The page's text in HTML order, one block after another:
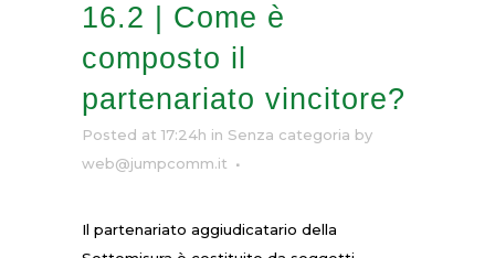
16.2 | Come è
composto il
partenariato vincitore?
Posted at 17:24h in Senza categoria by
web@jumpcomm.it
Il partenariato aggiudicatario della